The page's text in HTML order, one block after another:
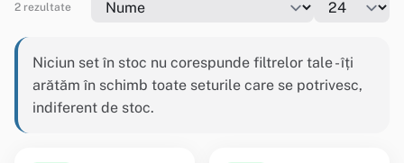
2 rezultate
Niciun set în stoc nu corespunde filtrelor tale - îți
arătăm în schimb toate seturile care se potrivesc,
indiferent de stoc.